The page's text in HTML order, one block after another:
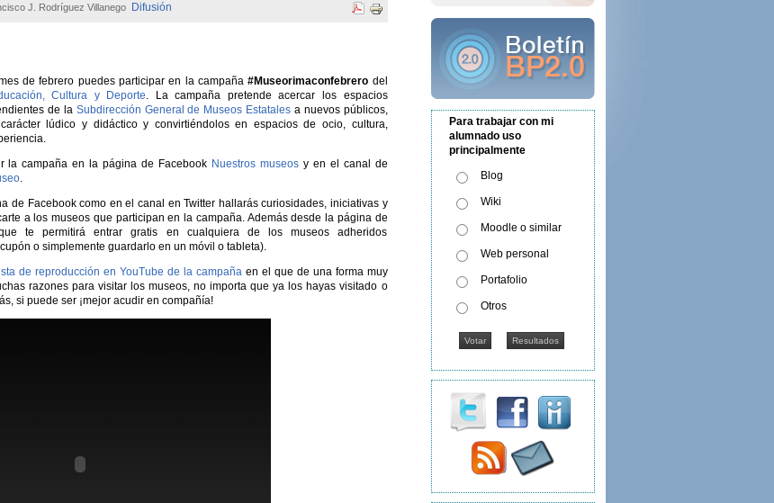
J. Rodríguez Villanego Difusión
de febrero puedes participar en la campaña#Museorimaconfebrero del
Cultura y Deporte. La campaña pretende acercar los espacios
de la Subdirección General de Museos Estatales a nuevos públicos,
lúdico y didáctico y convirtiéndolos en espacios de ocio, cultura,
la campaña en la página de Facebook Nuestros museosy en el canal de
.
de Facebook como en el canal en Twitter hallarás curiosidades, iniciativas y
a los museos que participan en la campaña. Además desde la página de
te permitirá entrar gratis en cualquiera de los museos adheridos
o simplemente guardarlo en un móvil o tableta).
de reproducción en YouTube de la campañaen el que de una forma muy
razones para visitar los museos, no importa que ya los hayas visitado o
si puede ser ¡mejor acudir en compañía!
Para trabajar con mi
alumnado uso
principalmente
Blog
Wiki
Moodle o similar
Web personal
Portafolio
Otros